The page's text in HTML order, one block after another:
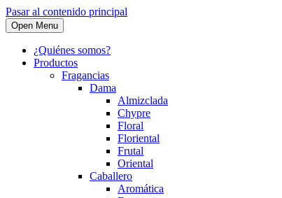
Pasar al contenido principal
Open Menu
¿Quiénes somos?
Productos
Fragancias
Dama
Almizclada
Chypre
Floral
Floriental
Frutal
Oriental
Caballero
Aromática